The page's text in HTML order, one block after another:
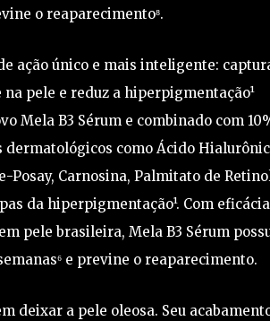
o reaparecimento⁸.
ação único e mais inteligente:
pele e reduz a hiperpigmentação¹
Mela B3 Sérum e combinado com
como Ácido
Carnosina, Palmitato de
da hiperpigmentação¹. Com eficácia
pele brasileira, Mela B3 Sérum
e previne o reaparecimento.
deixar a pele oleosa. Seu